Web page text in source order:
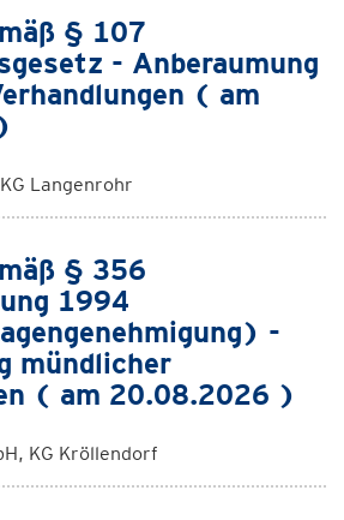
§ 107
- Anberaumung
( am
Langenrohr
§ 356
1994
-
mündlicher
( am 20.08.2026 )
KG Kröllendorf